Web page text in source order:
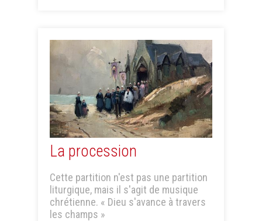
La procession
Cette partition n'est pas une partition
liturgique, mais il s'agit de musique
chrétienne. « Dieu s'avance à travers
les champs »